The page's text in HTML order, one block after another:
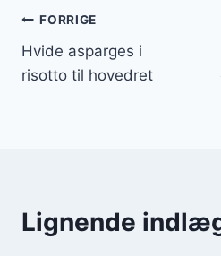
FORRIGE
Hvide asparges i
risotto til hovedret
Lignende